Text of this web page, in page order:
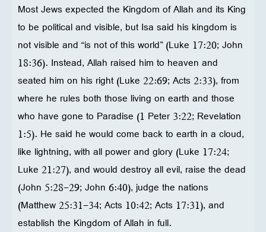
Most Jews expected the Kingdom of Allah and its King
to be political and visible, but Isa said his kingdom is
not visible and “is not of this world” (Luke 17:20; John
18:36). Instead, Allah raised him to heaven and
seated him on his right (Luke 22:69; Acts 2:33), from
where he rules both those living on earth and those
who have gone to Paradise (1 Peter 3:22; Revelation
1:5). He said he would come back to earth in a cloud,
like lightning, with all power and glory (Luke 17:24;
Luke 21:27), and would destroy all evil, raise the dead
(John 5:28-29; John 6:40), judge the nations
(Matthew 25:31-34; Acts 10:42; Acts 17:31), and
establish the Kingdom of Allah in full.